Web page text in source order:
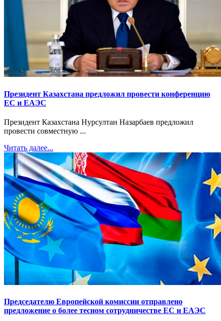
Президент Казахстана предложил провести конференцию
ЕС и ЕАЭС
Президент Казахстана Нурсултан Назарбаев предложил
провести совместную ...
Читать далее...
Председателю Европейской комиссии отправлено
предложение о более тесном сотрудничестве ЕС и ЕАЭС